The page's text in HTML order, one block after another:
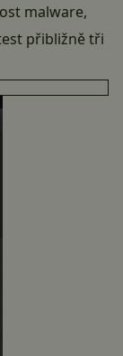
malware,
přibližně tři